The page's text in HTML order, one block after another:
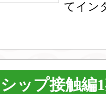
てイン
シップ接触編